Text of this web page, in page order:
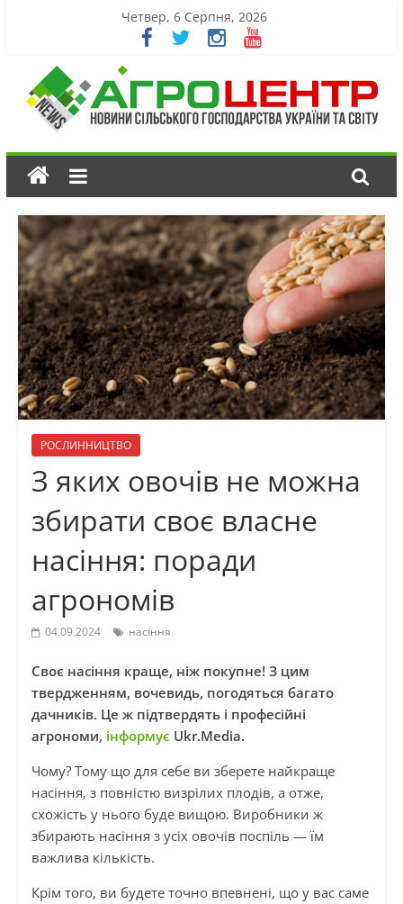
Четвер, 6 Серпня, 2026
РОСЛИННИЦТВО
З яких овочів не можна
збирати своє власне
насіння: поради
агрономів
04.09.2024 насіння
Своє насіння краще, ніж покупне! З цим
твердженням, вочевидь, погодяться багато
дачників. Це ж підтвердять і професійні
агрономи, інформує Ukr.Media.
Чому? Тому що для себе ви зберете найкраще
насіння, з повністю визрілих плодів, а отже,
схожість у нього буде вищою. Виробники ж
збирають насіння з усіх овочів поспіль — їм
важлива кількість.
Крім того, ви будете точно впевнені, що у вас саме